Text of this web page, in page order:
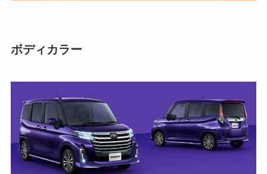
ボディカラー